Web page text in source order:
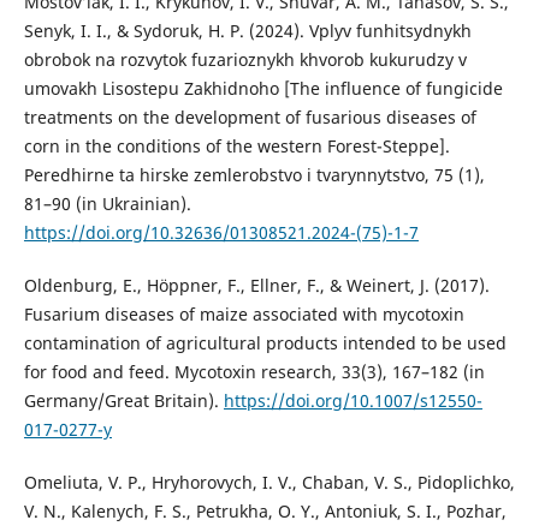
Senyk, I. I., & Sydoruk, H. P. (2024). Vplyv funhitsydnykh
obrobok na rozvytok fuzarioznykh khvorob kukurudzy v
umovakh Lisostepu Zakhidnoho [The influence of fungicide
treatments on the development of fusarious diseases of
corn in the conditions of the western Forest-Steppe].
Peredhirne ta hirske zemlerobstvo i tvarynnytstvo, 75 (1),
81–90 (in Ukrainian).
https://doi.org/10.32636/01308521.2024-(75)-1-7
Oldenburg, E., Höppner, F., Ellner, F., & Weinert, J. (2017).
Fusarium diseases of maize associated with mycotoxin
contamination of agricultural products intended to be used
for food and feed. Mycotoxin research, 33(3), 167–182 (in
Germany/Great Britain). https://doi.org/10.1007/s12550-
017-0277-y
Omeliuta, V. P., Hryhorovych, I. V., Chaban, V. S., Pidoplichko,
V. N., Kalenych, F. S., Petrukha, O. Y., Antoniuk, S. I., Pozhar,